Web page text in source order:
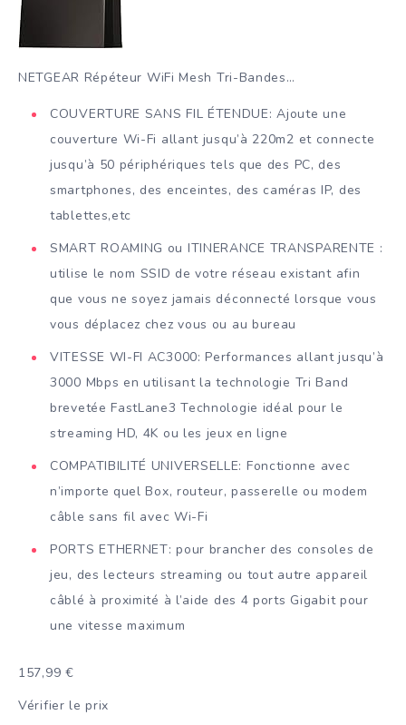
NETGEAR Répéteur WiFi Mesh Tri-Bandes…
COUVERTURE SANS FIL ÉTENDUE: Ajoute une
couverture Wi-Fi allant jusqu’à 220m2 et connecte
jusqu’à 50 périphériques tels que des PC, des
smartphones, des enceintes, des caméras IP, des
tablettes,etc
SMART ROAMING ou ITINERANCE TRANSPARENTE :
utilise le nom SSID de votre réseau existant afin
que vous ne soyez jamais déconnecté lorsque vous
vous déplacez chez vous ou au bureau
VITESSE WI-FI AC3000: Performances allant jusqu’à
3000 Mbps en utilisant la technologie Tri Band
brevetée FastLane3 Technologie idéal pour le
streaming HD, 4K ou les jeux en ligne
COMPATIBILITÉ UNIVERSELLE: Fonctionne avec
n’importe quel Box, routeur, passerelle ou modem
câble sans fil avec Wi-Fi
PORTS ETHERNET: pour brancher des consoles de
jeu, des lecteurs streaming ou tout autre appareil
câblé à proximité à l’aide des 4 ports Gigabit pour
une vitesse maximum
157,99 €
Vérifier le prix